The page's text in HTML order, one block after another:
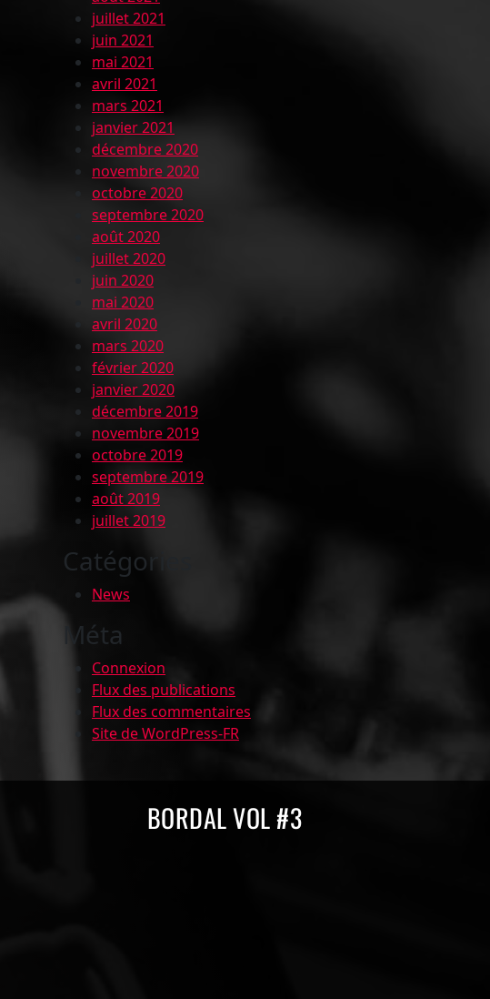
juillet 2021
juin 2021
mai 2021
avril 2021
mars 2021
janvier 2021
décembre 2020
novembre 2020
octobre 2020
septembre 2020
août 2020
juillet 2020
juin 2020
mai 2020
avril 2020
mars 2020
février 2020
janvier 2020
décembre 2019
novembre 2019
octobre 2019
septembre 2019
août 2019
juillet 2019
Catégories
News
Méta
Connexion
Flux des publications
Flux des commentaires
Site de WordPress-FR
BORDAL VOL #3